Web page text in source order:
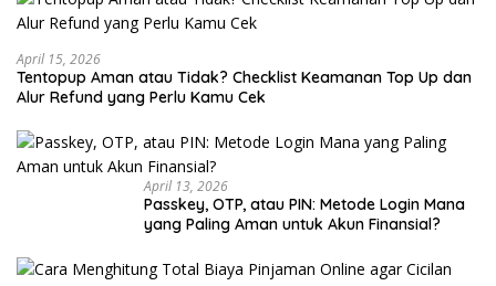
April 15, 2026
Tentopup Aman atau Tidak? Checklist Keamanan Top Up dan
Alur Refund yang Perlu Kamu Cek
April 13, 2026
Passkey, OTP, atau PIN: Metode Login Mana
yang Paling Aman untuk Akun Finansial?